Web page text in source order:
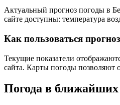
Актуальный прогноз погоды в
сайте доступны: температура
Как пользоваться
Текущие показатели
сайта. Карты погоды позволяют
Погода в ближайших